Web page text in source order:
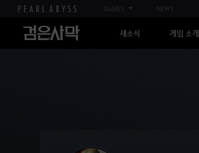
GAMES NEWS
새소식 게임 소개